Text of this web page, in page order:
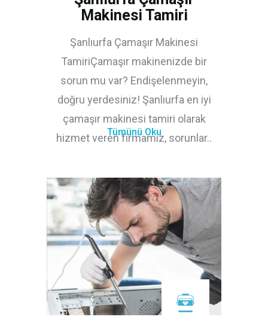
Makinesi Tamiri
Şanlıurfa Çamaşır Makinesi
TamiriÇamaşır makinenizde bir
sorun mu var? Endişelenmeyin,
doğru yerdesiniz! Şanlıurfa en iyi
çamaşır makinesi tamiri olarak
hizmet veren firmamız, sorunlar..
Tümünü Oku